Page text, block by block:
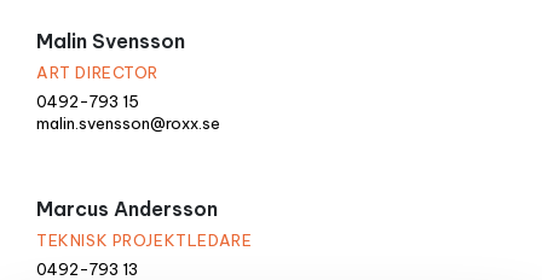
Malin Svensson
ART DIRECTOR
0492-793 15
malin.svensson@roxx.se
Marcus Andersson
TEKNISK PROJEKTLEDARE
0492-793 13